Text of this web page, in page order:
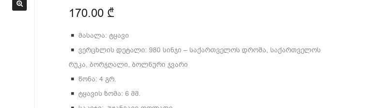
170.00 ₾
მასალა: ტყავი
ვერცხლის დეტალი: 980 სინჯი – საქართველოს დროშა, საქართველოს
რუკა, ბორჯღალი, ბოლნური ჯვარი
წონა: 4 გრ.
ტყავის ზომა: 6 მმ.